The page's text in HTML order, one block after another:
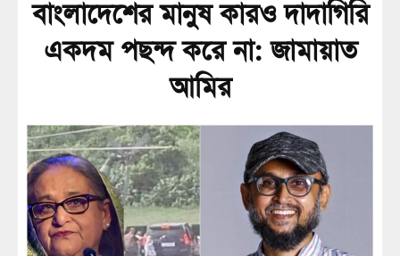
বাংলাদেশের মানুষ কারও দাদাগিরি
একদম পছন্দ করে না: জামায়াত
আমির